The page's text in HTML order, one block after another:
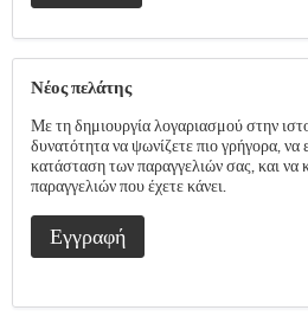
Νέος πελάτης
Με τη δημιουργία λογαριασμού στην
δυνατότητα να ψωνίζετε πιο γρήγορα, να
κατάσταση των παραγγελιών σας, και να
παραγγελιών που έχετε κάνει.
Εγγραφή